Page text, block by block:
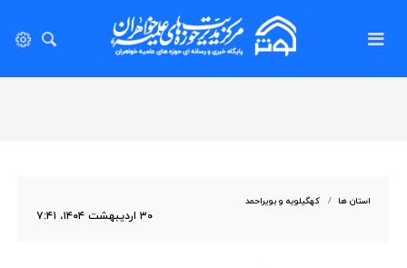
استان ها کهگیلویه و بویراحمد
۳۰ اردیبهشت ۱۴۰۴، ۷:۴۱